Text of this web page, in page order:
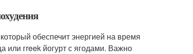
обеспечит энергией на время
или гreek йогурт с ягодами. Важно